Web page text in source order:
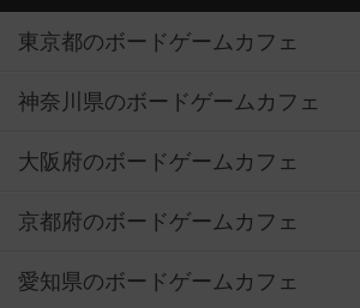
東京都のボードゲームカフェ
神奈川県のボードゲームカフェ
大阪府のボードゲームカフェ
京都府のボードゲームカフェ
愛知県のボードゲームカフェ